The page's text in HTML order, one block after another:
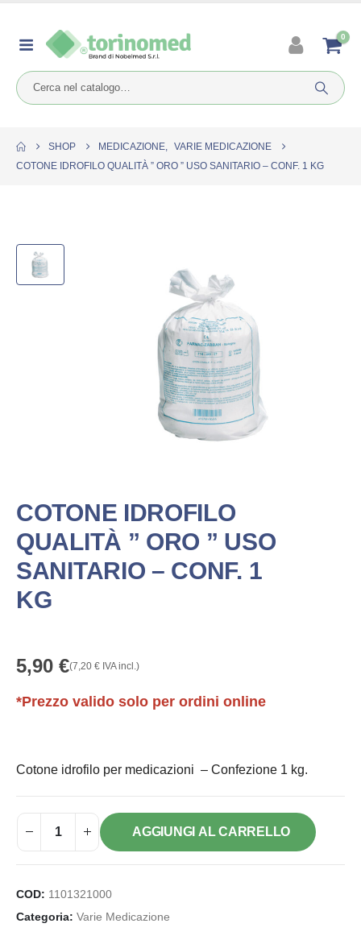
0
SHOP MEDICAZIONE, VARIE MEDICAZIONE
COTONE IDROFILO QUALITÀ ” ORO ” USO SANITARIO – CONF. 1 KG
COTONE IDROFILO
QUALITÀ ” ORO ” USO
SANITARIO – CONF. 1
KG
5,90 €(7,20 € IVA incl.)
*Prezzo valido solo per ordini online
Cotone idrofilo per medicazioni – Confezione 1 kg.
AGGIUNGI AL CARRELLO
COD: 1101321000
Categoria: Varie Medicazione